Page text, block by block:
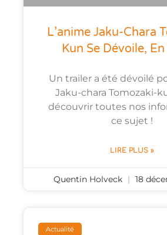
L’anime Jaku-Chara
Kun Se Dévoile,
Un trailer a été dévoilé
Jaku-chara Tomozaki-
découvrir toutes nos
ce sujet !
LIRE PLUS »
Quentin Holveck 18
Actualité